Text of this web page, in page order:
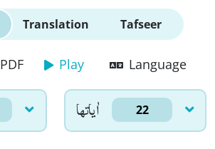
Translation Tafseer
PDF Play Language
اٰياتها 22